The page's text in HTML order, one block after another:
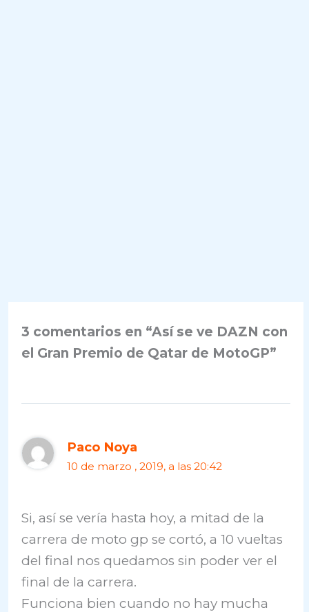
3 comentarios en “Así se ve DAZN con
el Gran Premio de Qatar de MotoGP”
Paco Noya
10 de marzo , 2019, a las 20:42
Si, así se vería hasta hoy, a mitad de la
carrera de moto gp se cortó, a 10 vueltas
del final nos quedamos sin poder ver el
final de la carrera.
Funciona bien cuando no hay mucha